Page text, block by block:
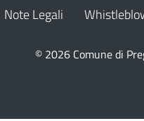
Note Legali
© 2026 Comune di